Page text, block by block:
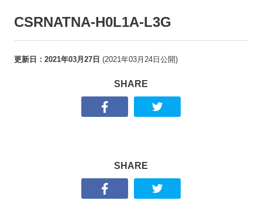
CSRNATNA-H0L1A-L3G
更新日： 2021年03月27日 (2021年03月24日 公開)
SHARE
SHARE